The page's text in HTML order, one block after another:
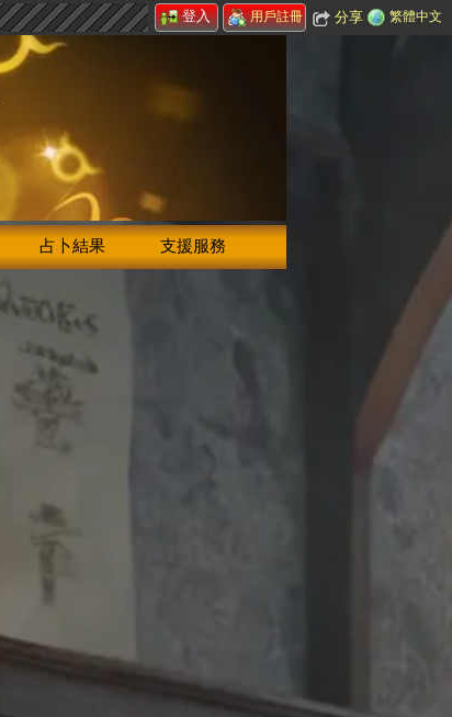
登入 用戶註冊 分享 繁體中文
占卜結果 支援服務